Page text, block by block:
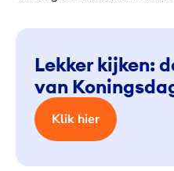
Lekker kijken:
van
Klik hier